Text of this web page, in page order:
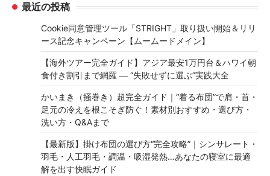
最近の投稿
Cookie同意管理ツール「STRIGHT」取り扱い開始＆リリ
ース記念キャンペーン【ムームードメイン】
【海外ツアー完全ガイド】アジア最安1万円台＆ハワイ朝
食付き割引まで網羅 ― “失敗せずに選ぶ”実践大全
かいまき（掻巻き）超完全ガイド｜“着る布団”で肩・首・
足元の冷えを根こそぎ防ぐ！素材別おすすめ・選び方・
洗い方・Q&Aまで
【最新版】掛け布団の選び方“完全攻略”｜シンサレート・
羽毛・人工羽毛・調温・吸湿発熱…あなたの寝室に最適
解を出す快眠ガイド